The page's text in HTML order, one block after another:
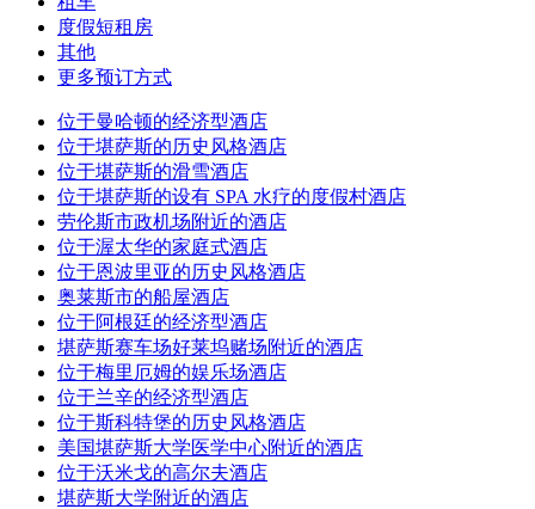
度假短租房
其他
更多预订方式
位于曼哈顿的经济型酒店
位于堪萨斯的历史风格酒店
位于堪萨斯的滑雪酒店
位于堪萨斯的设有 SPA 水疗的度假村酒店
劳伦斯市政机场附近的酒店
位于渥太华的家庭式酒店
位于恩波里亚的历史风格酒店
奥莱斯市的船屋酒店
位于阿根廷的经济型酒店
堪萨斯赛车场好莱坞赌场附近的酒店
位于梅里厄姆的娱乐场酒店
位于兰辛的经济型酒店
位于斯科特堡的历史风格酒店
美国堪萨斯大学医学中心附近的酒店
位于沃米戈的高尔夫酒店
堪萨斯大学附近的酒店